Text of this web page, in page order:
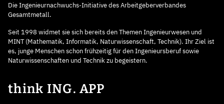
Die Ingenieurnachwuchs-Initiative des Arbeitgeberverbandes
Gesamtmetall.
Seit 1998 widmet sie sich bereits den Themen Ingenieurwesen und
MINT (Mathematik, Informatik, Naturwissenschaft, Technik). Ihr Ziel ist
es, junge Menschen schon frühzeitig für den Ingenieursberuf sowie
Naturwissenschaften und Technik zu begeistern.
think ING. APP